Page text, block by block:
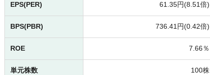
EPS(PER) 61.35円(8.51倍)
BPS(PBR) 736.41円(0.42倍)
ROE 7.66％
単元株数 100株